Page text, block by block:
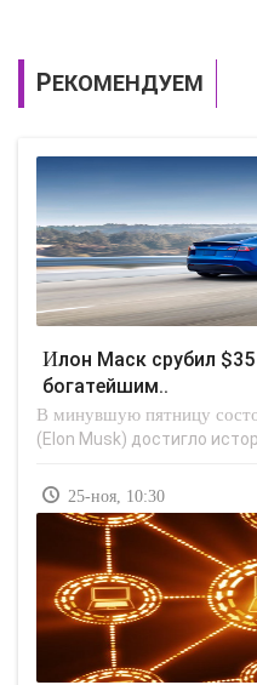
РЕКОМЕНДУЕМ
Илон Маск срубил $35 млрд за неделю и стал
богатейшим..
В минувшую пятницу
(Elon Musk) достигло
25-ноя, 10:30